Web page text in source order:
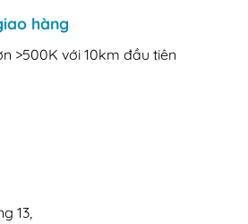
hàng
>500K với 10km đầu tiên
13,